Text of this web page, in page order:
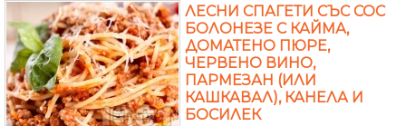
ЛЕСНИ СПАГЕТИ СЪС СОС
БОЛОНЕЗЕ С КАЙМА,
ДОМАТЕНО ПЮРЕ,
ЧЕРВЕНО ВИНО,
ПАРМЕЗАН (ИЛИ
КАШКАВАЛ), КАНЕЛА И
БОСИЛЕК